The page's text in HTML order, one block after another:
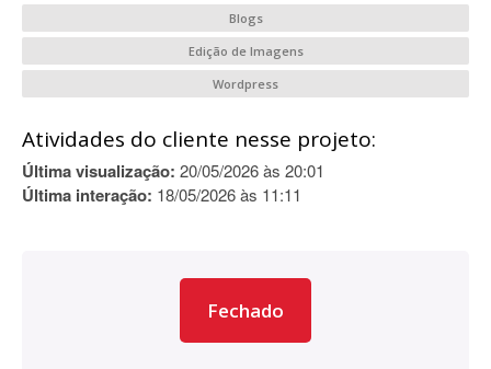
Blogs
Edição de Imagens
Wordpress
Atividades do cliente nesse projeto:
Última visualização: 20/05/2026 às 20:01
Última interação: 18/05/2026 às 11:11
Fechado